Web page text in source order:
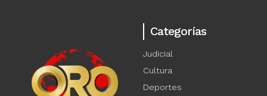
Categorías
Judicial
Cultura
Deportes